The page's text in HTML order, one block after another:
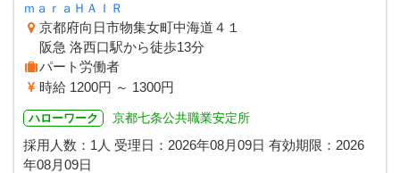
ｍａｒａＨＡＩＲ
京都府向日市物集女町中海道４１
阪急 洛西口駅から徒歩13分
パート労働者
時給 1200円 ～ 1300円
ハローワーク 京都七条公共職業安定所
採用人数：1人 受理日： 2026年08月09日 有効期限： 2026
年08月09日